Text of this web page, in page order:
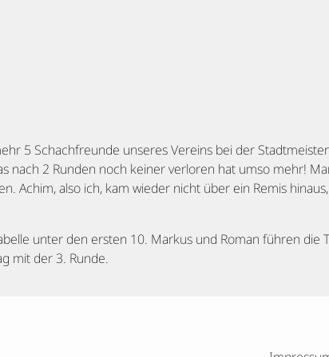
5 Schachfreunde unseres Vereins bei der
nach 2 Runden noch keiner verloren hat umso mehr!
Achim, also ich, kam wieder nicht über ein Remis hinaus,
unter den ersten 10. Markus und Roman führen die
mit der 3. Runde.